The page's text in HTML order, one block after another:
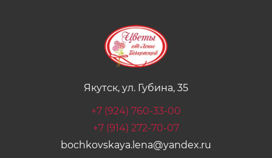
Якутск, ул. Губина, 35
+7 (924) 760-33-00
+7 (914) 272-70-07
bochkovskaya.lena@yandex.ru